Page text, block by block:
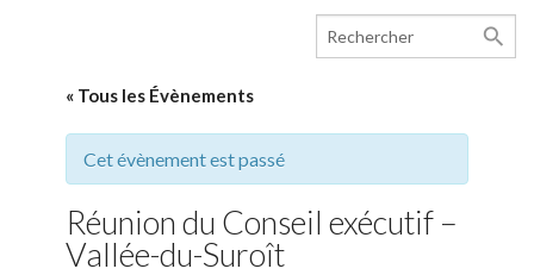
search
« Tous les Évènements
Cet évènement est passé
Réunion du Conseil exécutif –
Vallée-du-Suroît